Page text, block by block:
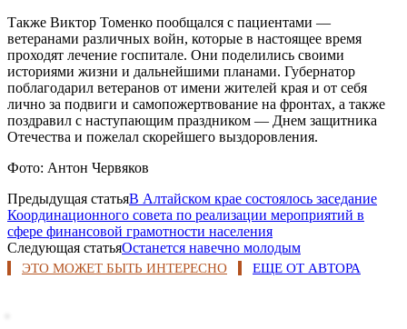
Также Виктор Томенко пообщался с пациентами —
ветеранами различных войн, которые в настоящее время
проходят лечение госпитале. Они поделились своими
историями жизни и дальнейшими планами. Губернатор
поблагодарил ветеранов от имени жителей края и от себя
лично за подвиги и самопожертвование на фронтах, а также
поздравил с наступающим праздником — Днем защитника
Отечества и пожелал скорейшего выздоровления.
Фото: Антон Червяков
Предыдущая статьяВ Алтайском крае состоялось заседание
Координационного совета по реализации мероприятий в
сфере финансовой грамотности населения
Следующая статьяОстанется навечно молодым
ЭТО МОЖЕТ БЫТЬ ИНТЕРЕСНО ЕЩЕ ОТ АВТОРА